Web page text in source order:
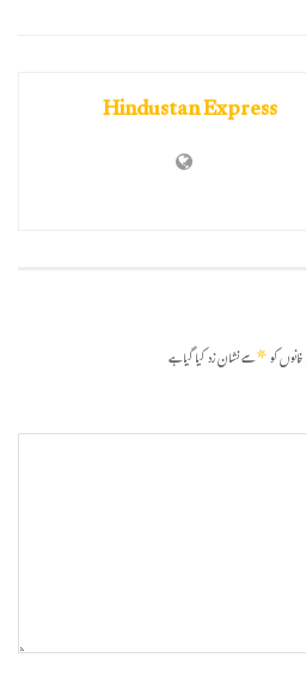
Hindustan Express
کو*سے نشان زد کیا گیا ہے